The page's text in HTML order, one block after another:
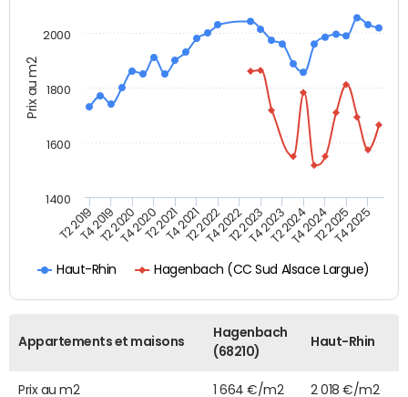
Prix au m2
Haut-Rhin Hagenbach (CC Sud Alsace Largue)
T2 2019T4 2019T2 2020T4 2020T2 2021T4 2021T2 2022T4 2022T2 2023T4 2023T2 2024T4 2024T2 2025T4 2025
1400
1600
1800
2000
Appartements et maisons
Hagenbach
(68210)
Haut-Rhin
Prix au m2 1 664 €/m2 2 018 €/m2